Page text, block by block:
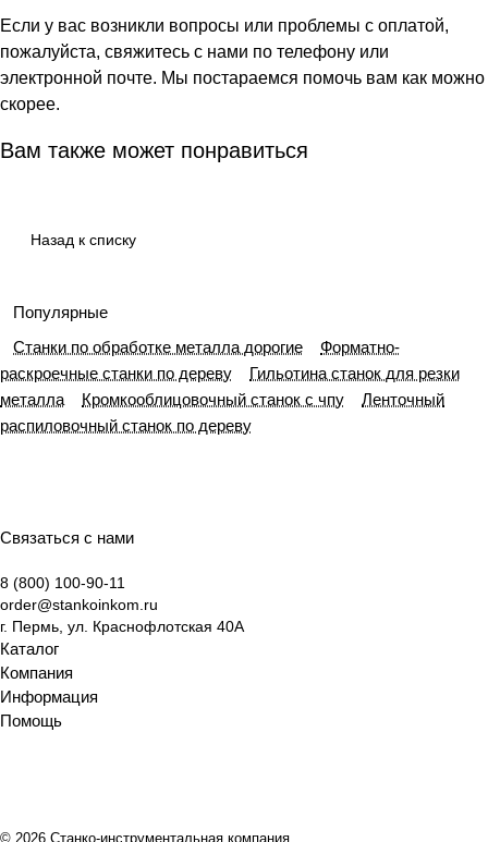
Если у вас возникли вопросы или проблемы с оплатой,
пожалуйста, свяжитесь с нами по телефону или
электронной почте. Мы постараемся помочь вам как можно
скорее.
Вам также может понравиться
Назад к списку
Популярные
Станки по обработке металла дорогие
Форматно-
раскроечные станки по дереву
Гильотина станок для резки
металла
Кромкооблицовочный станок с чпу
Ленточный
распиловочный станок по дереву
Связаться с нами
8 (800) 100-90-11
order@stankoinkom.ru
г. Пермь, ул. Краснофлотская 40А
Каталог
Компания
Информация
Помощь
© 2026 Станко-инструментальная компания